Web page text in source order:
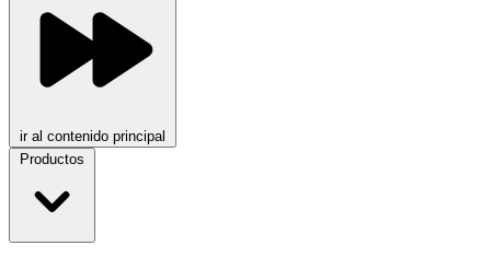
ir al contenido principal
Productos